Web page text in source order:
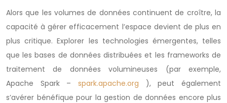
Alors que les volumes de données continuent de croître, la
capacité à gérer efficacement l’espace devient de plus en
plus critique. Explorer les technologies émergentes, telles
que les bases de données distribuées et les frameworks de
traitement de données volumineuses (par exemple,
Apache Spark – spark.apache.org ), peut également
s’avérer bénéfique pour la gestion de données encore plus